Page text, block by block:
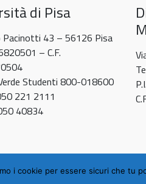
di Pisa
Pacinotti 43 – 56126 Pisa
– C.F.
Studenti 800-018600
221 2111
40834
di Medicina
i cookie per essere sicuri che tu